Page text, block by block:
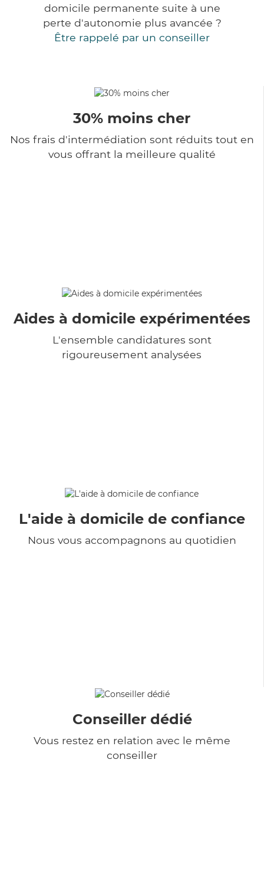
domicile permanente suite à une
perte d'autonomie plus avancée ?
Être rappelé par un conseiller
30% moins cher
Nos frais d'intermédiation sont réduits tout en
vous offrant la meilleure qualité
Aides à domicile expérimentées
L'ensemble candidatures sont
rigoureusement analysées
L'aide à domicile de confiance
Nous vous accompagnons au quotidien
Conseiller dédié
Vous restez en relation avec le même
conseiller